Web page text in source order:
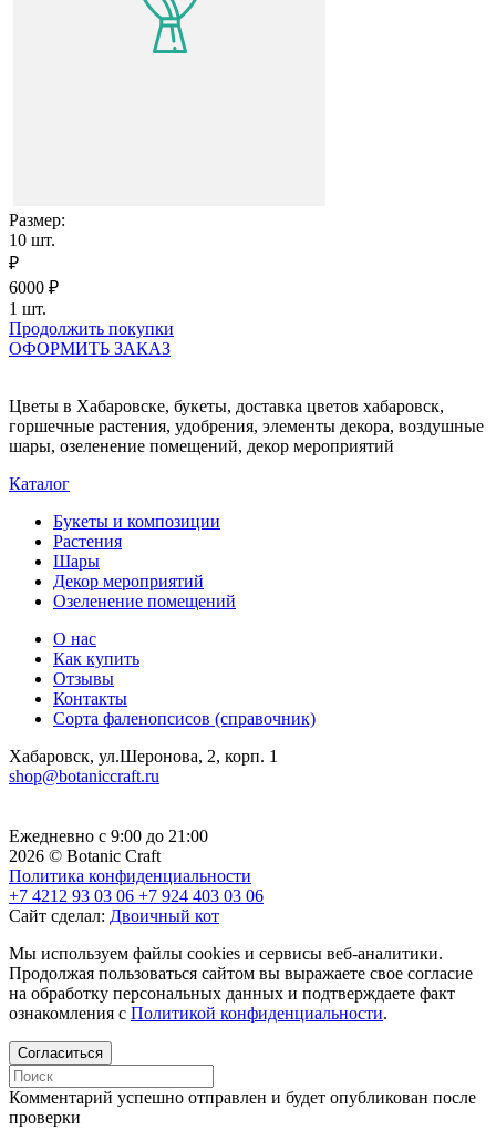
Размер:
10 шт.
₽
6000 ₽
1 шт.
Продолжить покупки
ОФОРМИТЬ ЗАКАЗ
Цветы в Хабаровске, букеты, доставка цветов хабаровск,
горшечные растения, удобрения, элементы декора, воздушные
шары, озеленение помещений, декор мероприятий
Каталог
Букеты и композиции
Растения
Шары
Декор мероприятий
Озеленение помещений
О нас
Как купить
Отзывы
Контакты
Сорта фаленопсисов (справочник)
Хабаровск, ул.Шеронова, 2, корп. 1
shop@botaniccraft.ru
Ежедневно с 9:00 до 21:00
2026 © Botanic Craft
Политика конфиденциальности
+7 4212 93 03 06 +7 924 403 03 06
Сайт сделал: Двоичный кот
Мы используем файлы cookies и сервисы веб-аналитики.
Продолжая пользоваться сайтом вы выражаете свое согласие
на обработку персональных данных и подтверждаете факт
ознакомления с Политикой конфиденциальности.
Согласиться
Комментарий успешно отправлен и будет опубликован после
проверки